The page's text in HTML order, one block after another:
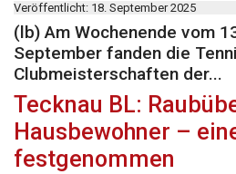
Veröffentlicht: 18. September 2025
(lb) Am Wochenende vom
September fanden die
Clubmeisterschaften der...
Tecknau BL:
Hausbewohner –
festgenommen